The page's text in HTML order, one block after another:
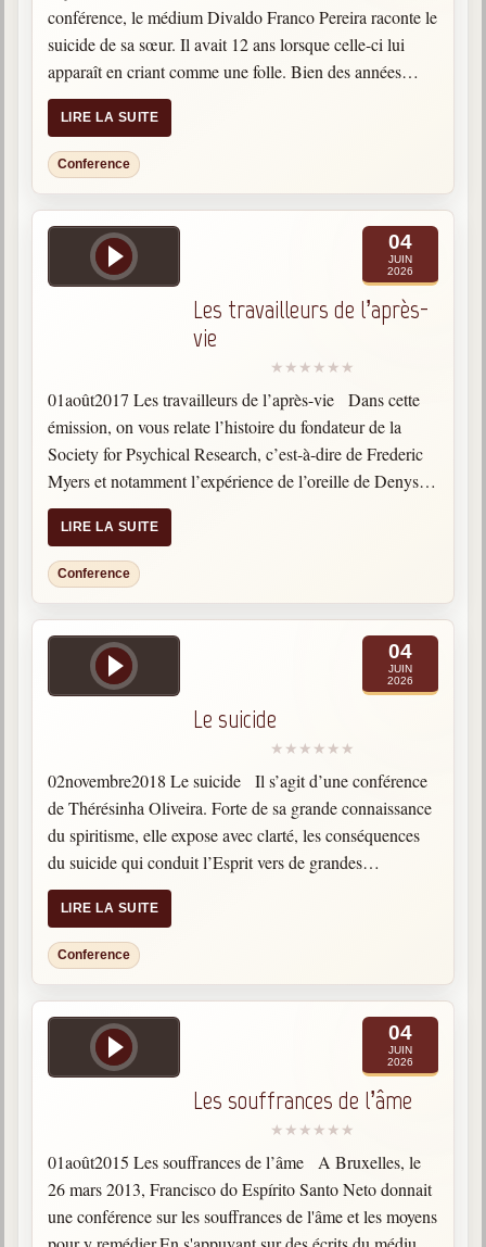
conférence, le médium Divaldo Franco Pereira raconte le
suicide de sa sœur. Il avait 12 ans lorsque celle-ci lui
apparaît en criant comme une folle. Bien des années
après, elle apparaît à sa…
LIRE LA SUITE
Conference
04
JUIN
2026
Les travailleurs de l’après-
vie
01août2017 Les travailleurs de l’après-vie Dans cette
émission, on vous relate l’histoire du fondateur de la
Society for Psychical Research, c’est-à-dire de Frederic
Myers et notamment l’expérience de l’oreille de Denys.
Alors que Myers est mort, 12 médiums, dans des lieux…
LIRE LA SUITE
Conference
04
JUIN
2026
Le suicide
02novembre2018 Le suicide Il s’agit d’une conférence
de Thérésinha Oliveira. Forte de sa grande connaissance
du spiritisme, elle expose avec clarté, les conséquences
du suicide qui conduit l’Esprit vers de grandes
souffrances. Elle donne également des prières pour
traverser les épreuves…
LIRE LA SUITE
Conference
04
JUIN
2026
Les souffrances de l’âme
01août2015 Les souffrances de l’âme A Bruxelles, le
26 mars 2013, Francisco do Espírito Santo Neto donnait
une conférence sur les souffrances de l'âme et les moyens